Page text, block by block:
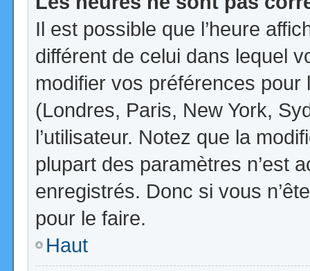
Il est possible que l’heure
différent de celui dans lequel
modifier vos préférences
(Londres, Paris, New York,
l’utilisateur. Notez que la
plupart des paramètres n’est
enregistrés. Donc si vous
pour le faire.
Haut